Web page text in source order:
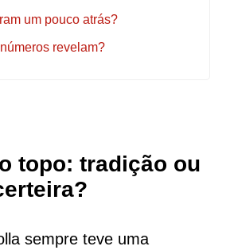
um pouco atrás?
revelam?
topo: tradição ou
sempre teve uma